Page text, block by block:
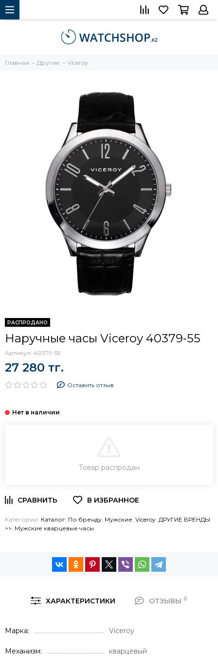
Главная Другие Viceroy
РАСПРОДАНО
Наручные часы Viceroy 40379-55
Артикул: 40379-55
27 280 тг.
Оставить отзыв
ЗАКАЗ В ОДИН КЛИК
Товар распродан
Категории: Каталог По бренду Мужские Viceroy ДРУГИЕ БРЕНДЫ
>> Мужские кварцевые часы
ХАРАКТЕРИСТИКИ ОТЗЫВЫ 0
Марка Viceroy
Механизм кварцевый